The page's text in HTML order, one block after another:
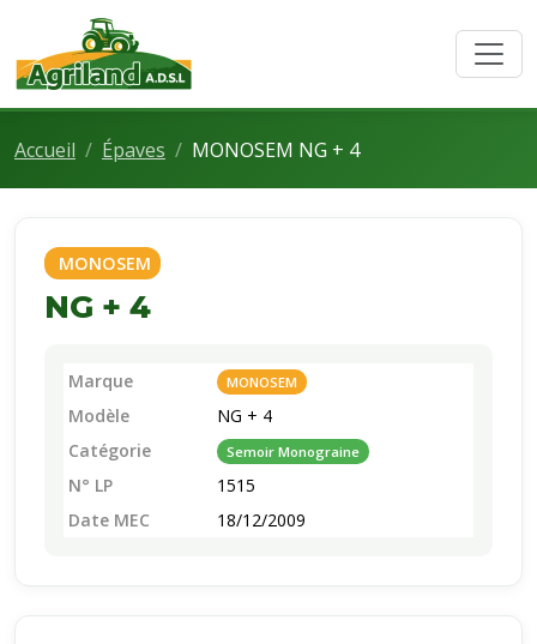
Accueil Épaves MONOSEM NG + 4
MONOSEM
NG + 4
Marque MONOSEM
Modèle
NG + 4
Catégorie
Semoir Monograine
N° LP
1515
Date MEC
18/12/2009